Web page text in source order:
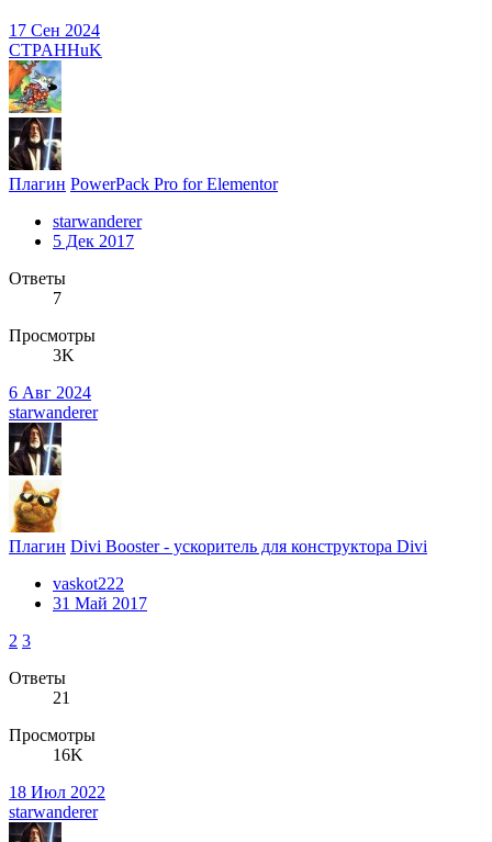
17 Сен 2024
CTPAHHuK
Плагин PowerPack Pro for Elementor
starwanderer
5 Дек 2017
Ответы
7
Просмотры
3K
6 Авг 2024
starwanderer
Плагин Divi Booster - ускоритель для конструктора Divi
vaskot222
31 Май 2017
2 3
Ответы
21
Просмотры
16K
18 Июл 2022
starwanderer